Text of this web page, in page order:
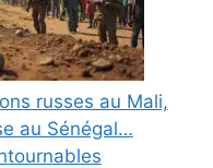
russes au Mali,
au Sénégal…